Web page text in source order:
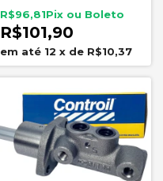
17,46mm
R$101,90
R$96,81
12 x de R$10,37